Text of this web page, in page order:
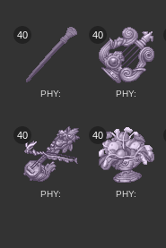
40
PHY:
40
PHY:
40
PHY:
40
PHY: